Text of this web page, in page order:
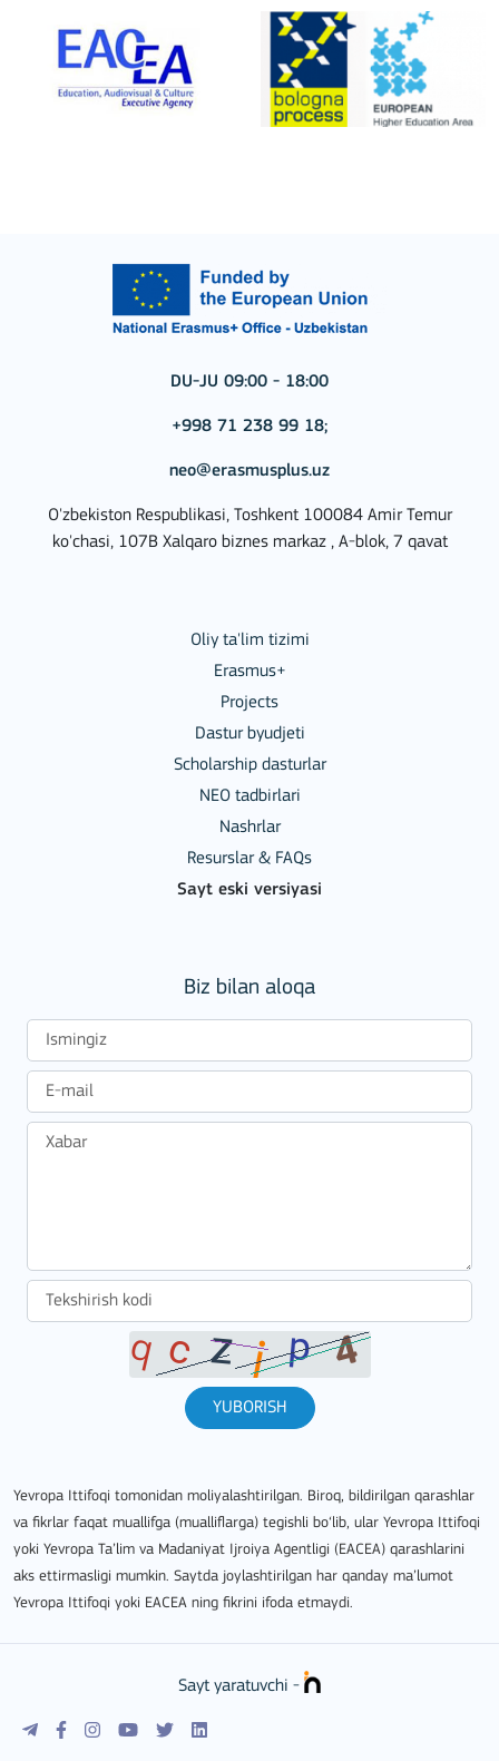
DU-JU 09:00 - 18:00
+998 71 238 99 18;
neo@erasmusplus.uz
O'zbekiston Respublikasi, Toshkent 100084 Amir Temur
ko'chasi, 107B Xalqaro biznes markaz , A-blok, 7 qavat
Oliy ta'lim tizimi
Erasmus+
Projects
Dastur byudjeti
Scholarship dasturlar
NEO tadbirlari
Nashrlar
Resurslar & FAQs
Sayt eski versiyasi
Biz bilan aloqa
YUBORISH
Yevropa Ittifoqi tomonidan moliyalashtirilgan. Biroq, bildirilgan qarashlar
va fikrlar faqat muallifga (mualliflarga) tegishli bo‘lib, ular Yevropa Ittifoqi
yoki Yevropa Ta’lim va Madaniyat Ijroiya Agentligi (EACEA) qarashlarini
aks ettirmasligi mumkin. Saytda joylashtirilgan har qanday ma’lumot
Yevropa Ittifoqi yoki EACEA ning fikrini ifoda etmaydi.
Sayt yaratuvchi -